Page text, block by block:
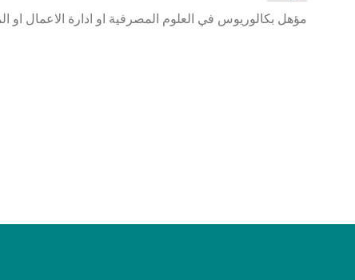
مؤهل بكالوريوس في العلوم المصرفية او ادارة الاعمال